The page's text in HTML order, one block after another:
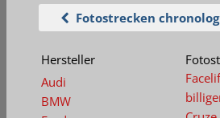
Fotostrecken
Hersteller
Audi
BMW